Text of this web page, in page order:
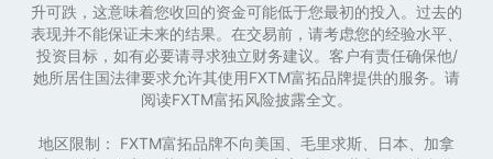
升可跌，这意味着您收回的资金可能低于您最初的投入。过去的
表现并不能保证未来的结果。在交易前，请考虑您的经验水平、
投资目标，如有必要请寻求独立财务建议。客户有责任确保他/
她所居住国法律要求允许其使用FXTM富拓品牌提供的服务。请
阅读FXTM富拓风险披露全文。
地区限制： FXTM富拓品牌不向美国、毛里求斯、日本、加拿